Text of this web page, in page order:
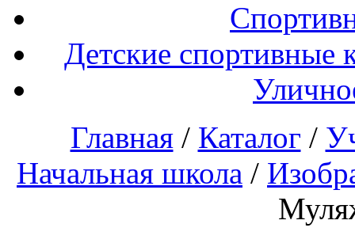
Детские спортивные
Главная/ Каталог /
Начальная школа /